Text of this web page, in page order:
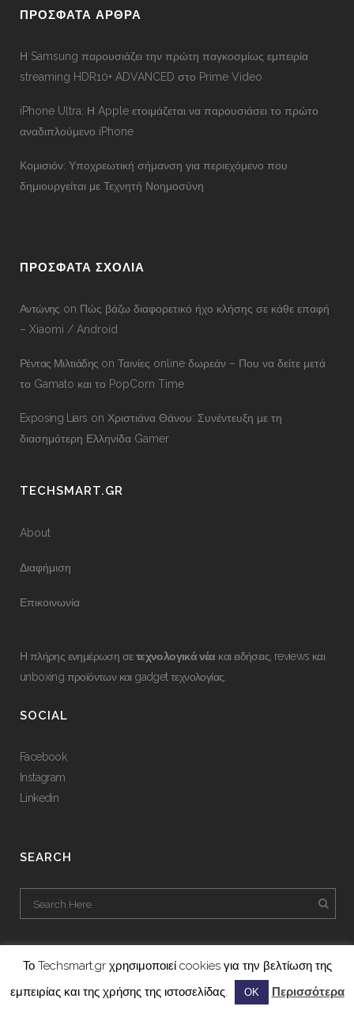
ΠΡΟΣΦΑΤΑ ΑΡΘΡΑ
Η Samsung παρουσιάζει την πρώτη παγκοσμίως εμπειρία
streaming HDR10+ ADVANCED στο Prime Video
iPhone Ultra: Η Apple ετοιμάζεται να παρουσιάσει το πρώτο
αναδιπλούμενο iPhone
Κομισιόν: Υποχρεωτική σήμανση για περιεχόμενο που
δημιουργείται με Τεχνητή Νοημοσύνη
ΠΡΟΣΦΑΤΑ ΣΧΟΛΙΑ
Αντώνης on Πώς βάζω διαφορετικό ήχο κλήσης σε κάθε επαφή
– Xiaomi / Android
Ρέντας Μιλτιάδης onΤαινίες online δωρεάν – Που να δείτε μετά
το Gamato και το PopCorn Time
Exposing Liars on Χριστιάνα Θάνου: Συνέντευξη με τη
διασημότερη Ελληνίδα Gamer
TECHSMART.GR
About
Διαφήμιση
Επικοινωνία
Η πλήρης ενημέρωση σετεχνολογικά νέα και ειδήσεις, reviews και
unboxing προϊόντων και gadget τεχνολογίας.
SOCIAL
Facebook
Instagram
Linkedin
SEARCH
A project by
Το Techsmart.gr χρησιμοποιεί cookies για την βελτίωση της
εμπειρίας και της χρήσης της ιστοσελίδας.
ΟΚ Περισσότερα